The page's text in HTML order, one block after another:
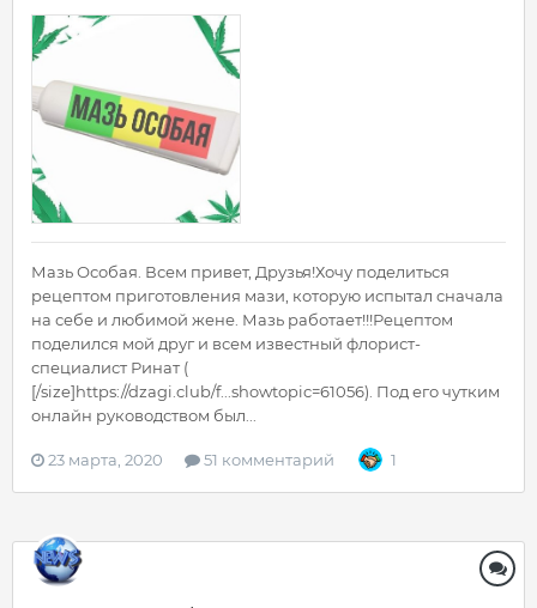
Мазь Особая. Всем привет, Друзья!Хочу поделиться
рецептом приготовления мази, которую испытал сначала
на себе и любимой жене. Мазь работает!!!Рецептом
поделился мой друг и всем известный флорист-
специалист Ринат (
[/size]https://dzagi.club/f...showtopic=61056). Под его чутким
онлайн руководством был...
23 марта, 2020 51 комментарий 1